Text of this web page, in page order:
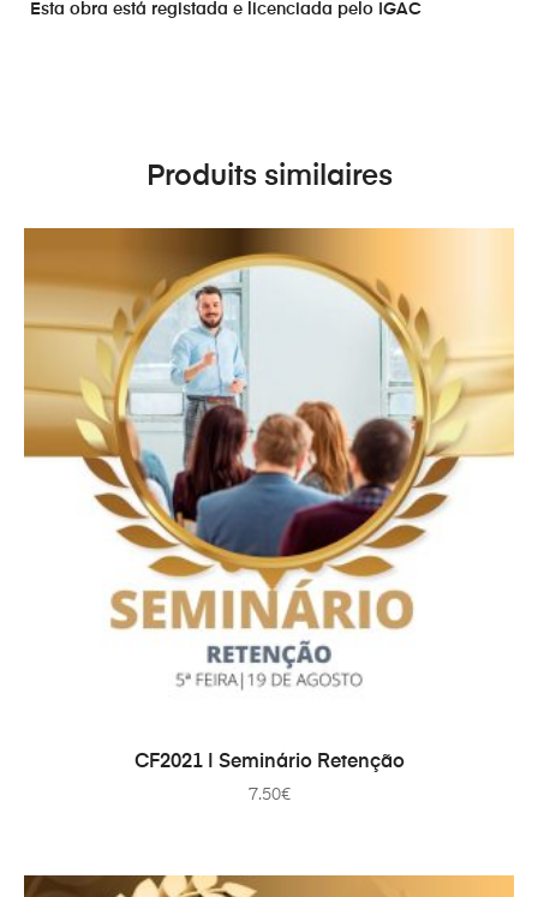
Esta obra está registada e licenciada pelo IGAC
Produits similaires
AJOUTER AU PANIER
CF2021 | Seminário Retenção
7.50€